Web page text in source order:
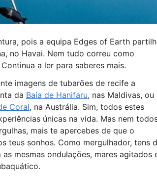
pois a equipa Edges of Earth
no Havai. Nem tudo correu como
a ler para saberes mais.
imagens de tubarões de recife a
da Baía de Hanifaru, nas Maldivas, ou
Coral, na Austrália. Sim, todos estes
únicas na vida. Mas nem
mais te apercebes de que o
teus sonhos. Como mergulhador, tens
mesmas ondulações, mares agitados